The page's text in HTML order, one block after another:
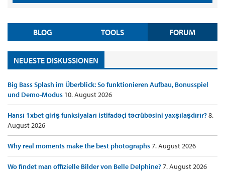
BLOG TOOLS FORUM
NEUESTE DISKUSSIONEN
Big Bass Splash im Überblick: So funktionieren Aufbau, Bonusspiel
und Demo-Modus 10. August 2026
Hansı 1xbet giriş funksiyaları istifadəçi təcrübəsini yaxşılaşdırır?8.
August 2026
Why real moments make the best photographs7. August 2026
Wo findet man offizielle Bilder von Belle Delphine?7. August 2026